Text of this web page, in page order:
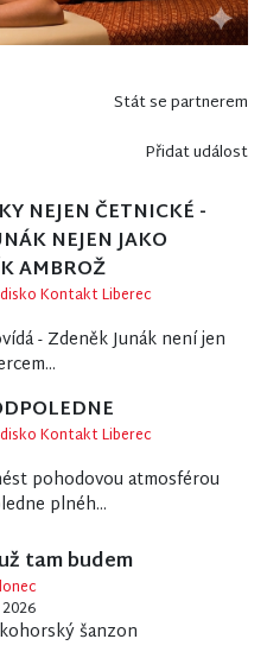
Stát se partnerem
Přidat událost
NEJEN ČETNICKÉ -
NEJEN JAKO
AMBROŽ
Kontakt Liberec
- Zdeněk Junák není jen
Kontakt Liberec
pohodovou atmosférou
plnéh...
tam budem
šanzon